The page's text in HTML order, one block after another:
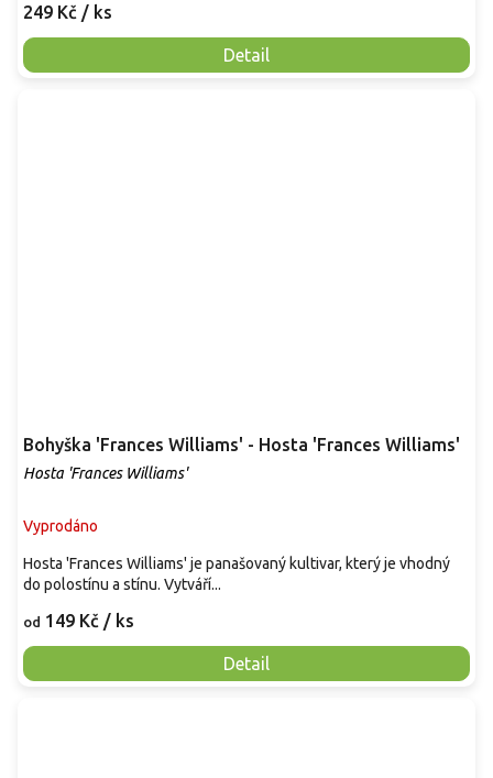
249 Kč / ks
Detail
Bohyška 'Frances Williams' - Hosta 'Frances Williams'
Hosta 'Frances Williams'
Vyprodáno
od 149 Kč / ks
Detail
Hosta 'Frances Williams' je panašovaný kultivar, který je vhodný
do polostínu a stínu. Vytváří...